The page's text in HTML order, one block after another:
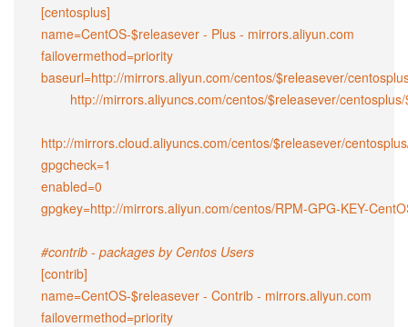
[centosplus]
name=CentOS-$releasever - Plus - mirrors.aliyun.com
failovermethod=priority
baseurl=http://mirrors.aliyun.com/centos/$releasever/
http://mirrors.cloud.aliyuncs.com/centos/$releasever/
gpgcheck=1
enabled=0
gpgkey=http://mirrors.aliyun.com/centos/RPM-GPG-KEY-
#contrib - packages by Centos Users
[contrib]
name=CentOS-$releasever - Contrib - mirrors.aliyun.com
failovermethod=priority